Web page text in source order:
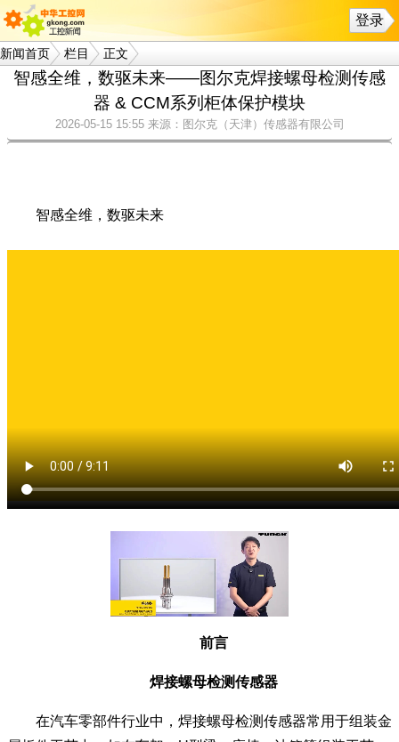
登录
新闻首页 栏目 正文
智感全维，数驱未来——图尔克焊接螺母检测传感
器 & CCM系列柜体保护模块
2026-05-15 15:55 来源：图尔克（天津）传感器有限公司
智感全维，数驱未来
前言
焊接螺母检测传感器
在汽车零部件行业中，焊接螺母检测传感器常用于组装金